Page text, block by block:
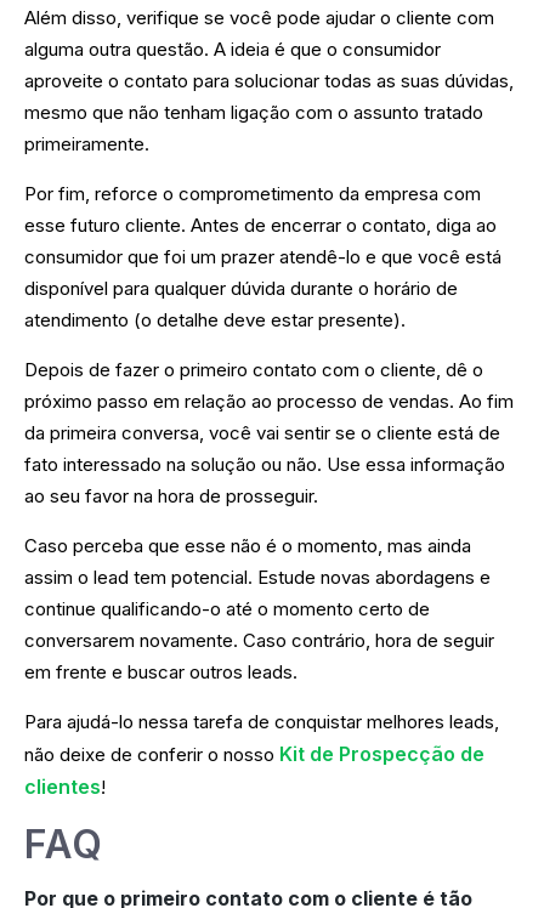
Além disso, verifique se você pode ajudar o cliente com
alguma outra questão. A ideia é que o consumidor
aproveite o contato para solucionar todas as suas dúvidas,
mesmo que não tenham ligação com o assunto tratado
primeiramente.
Por fim, reforce o comprometimento da empresa com
esse futuro cliente. Antes de encerrar o contato, diga ao
consumidor que foi um prazer atendê-lo e que você está
disponível para qualquer dúvida durante o horário de
atendimento (o detalhe deve estar presente).
Depois de fazer o primeiro contato com o cliente, dê o
próximo passo em relação ao processo de vendas. Ao fim
da primeira conversa, você vai sentir se o cliente está de
fato interessado na solução ou não. Use essa informação
ao seu favor na hora de prosseguir.
Caso perceba que esse não é o momento, mas ainda
assim o lead tem potencial. Estude novas abordagens e
continue qualificando-o até o momento certo de
conversarem novamente. Caso contrário, hora de seguir
em frente e buscar outros leads.
Para ajudá-lo nessa tarefa de conquistar melhores leads,
não deixe de conferir o nosso Kit de Prospecção de
clientes!
FAQ
Por que o primeiro contato com o cliente é tão